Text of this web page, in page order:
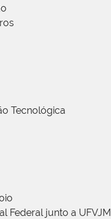
Tecnológica
Federal junto a UFVJM